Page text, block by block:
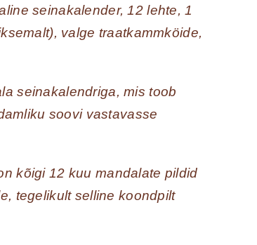
seinakalender, 12 lehte, 1
valge traatkammköide,
seinakalendriga, mis toob
soovi vastavasse
kõigi 12 kuu mandalate pildid
tegelikult selline koondpilt